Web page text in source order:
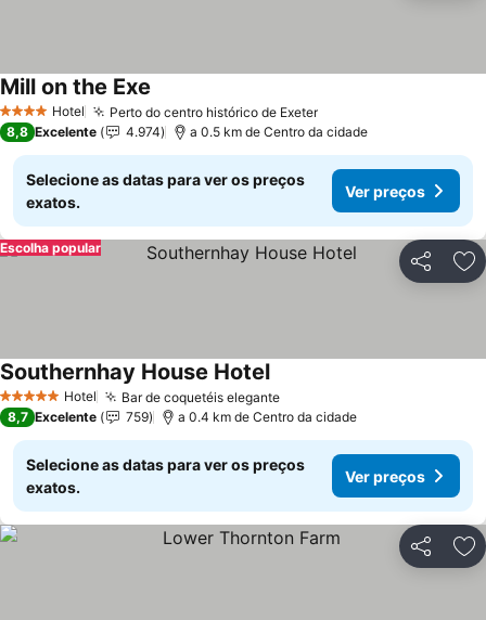
4 EstrelasHotel Perto do centro histórico de ExeterVer preços
Mill on the Exe
8,8 Excelente 4.974 a 0.5 km de Centro da cidade
Selecione as datas para ver os preços
exatos.
Ver preços
Partilhar
Escolha popular
5 Estrelas Hotel Bar de coquetéis eleganteVer preços
Southernhay House HotelVer preços
8,7 Excelente 759 a 0.4 km de Centro da cidade
Selecione as datas para ver os preços
exatos.
Ver preços
Partilhar